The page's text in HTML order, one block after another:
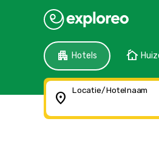
apartment Hotels cottage
location_on Locatie/Hotelnaam